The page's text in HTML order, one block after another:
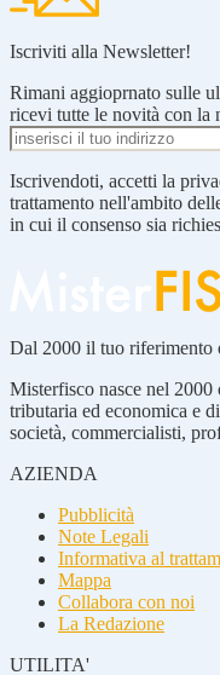
Iscriviti alla Newsletter!
Rimani aggioprnato sulle
ricevi tutte le novità con la
Iscrivendoti, accetti la
trattamento nell'ambito
in cui il consenso sia
Dal 2000 il tuo riferimento
Misterfisco nasce nel
tributaria ed economica e
società, commercialisti,
AZIENDA
Pubblicità
Note Legali
Informativa al
Mappa
Collabora con noi
La Redazione
UTILITA'